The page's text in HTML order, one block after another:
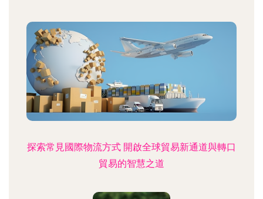
探索常見國際物流方式 開啟全球貿易新通道與轉口
貿易的智慧之道